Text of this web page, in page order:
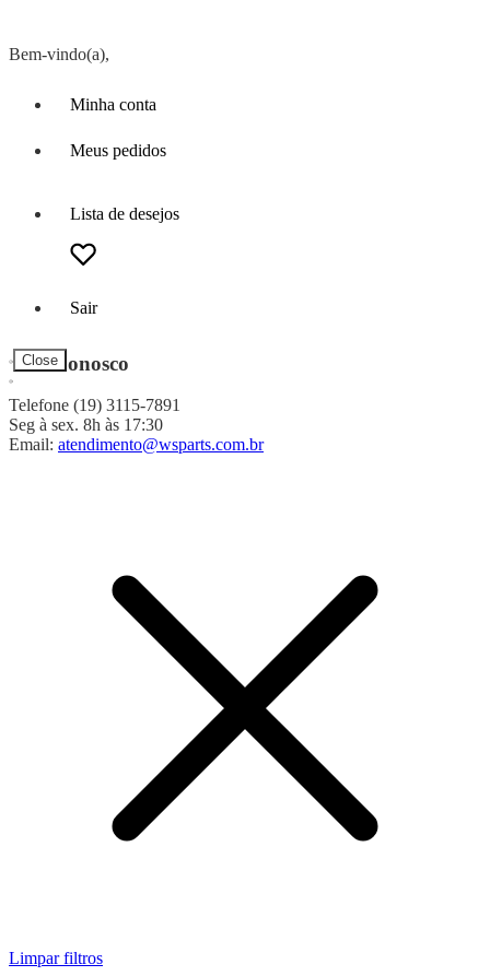
Bem-vindo(a),
Minha conta
Meus pedidos
Lista de desejos
Sair
Close
Fale Conosco
Telefone (19) 3115-7891
Seg à sex. 8h às 17:30
Email: atendimento@wsparts.com.br
Limpar filtros